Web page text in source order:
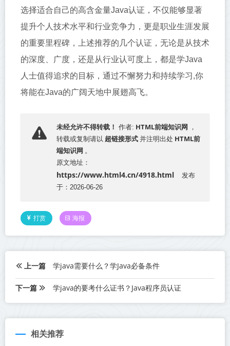
选择适合自己的高含金量Java认证，不仅能够显著
提升个人技术水平和行业竞争力，更是职业生涯发展
的重要里程碑，上述推荐的几个认证，无论是从技术
的深度、广度，还是从行业认可度上，都是学Java
人士值得追求的目标，通过不懈努力和持续学习,你
将能在Java的广阔天地中展翅高飞。
未经允许不得转载！ 作者: HTML前端知识网 ，
转载或复制请以 超链接形式 并注明出处 HTML前
端知识网 。
原文地址：
https://www.html4.cn/4918.html
发布
于：2026-06-26
打赏 海报
上一篇 学java需要什么？学Java必备条件
下一篇 学java的要考什么证书？Java程序员认证
相关推荐